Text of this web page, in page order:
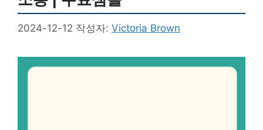
2024-12-12 작성자: Victoria Brown